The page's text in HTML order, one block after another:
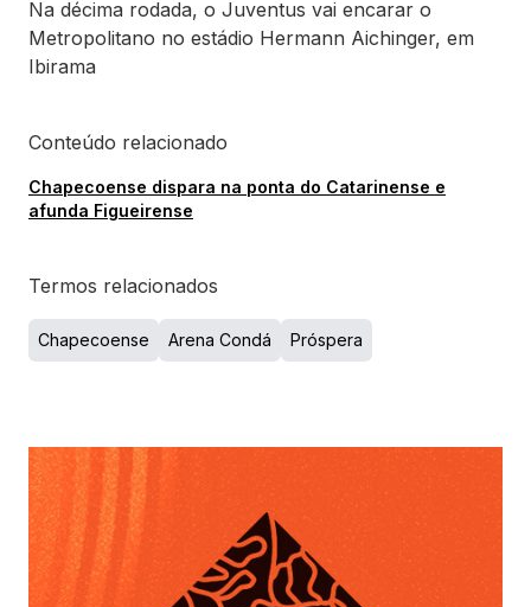
Na décima rodada, o Juventus vai encarar o
Metropolitano no estádio Hermann Aichinger, em
Ibirama
Conteúdo relacionado
Chapecoense dispara na ponta do Catarinense e
afunda Figueirense
Termos relacionados
Chapecoense Arena Condá Próspera